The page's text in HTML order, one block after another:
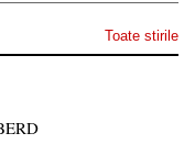
Toate stirile